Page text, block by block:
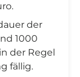
der
1000
der Regel
fällig.